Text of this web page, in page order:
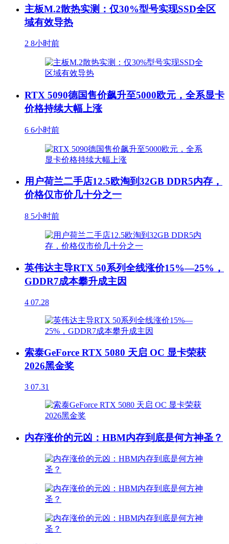
主板M.2散热实测：仅30%型号实现SSD全区
域有效导热
2 8小时前
RTX 5090德国售价飙升至5000欧元，全系显卡
价格持续大幅上涨
6 6小时前
用户荷兰二手店12.5欧淘到32GB DDR5内存，
价格仅市价几十分之一
8 5小时前
英伟达主导RTX 50系列全线涨价15%—25%，
GDDR7成本攀升成主因
4 07.28
索泰GeForce RTX 5080 天启 OC 显卡荣获
2026黑金奖
3 07.31
内存涨价的元凶：HBM内存到底是何方神圣？